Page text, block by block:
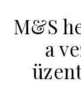
M&S
a